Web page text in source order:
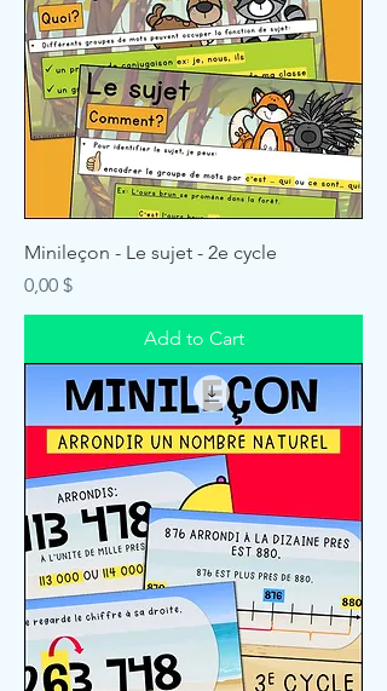
Minileçon - Le sujet - 2e cycle
Price
0,00 $
Add to Cart